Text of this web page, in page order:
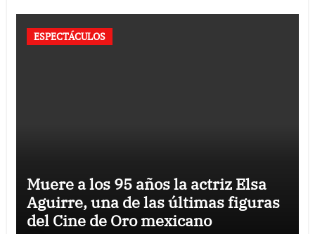
ESPECTÁCULOS
Muere a los 95 años la actriz Elsa
Aguirre, una de las últimas figuras
del Cine de Oro mexicano